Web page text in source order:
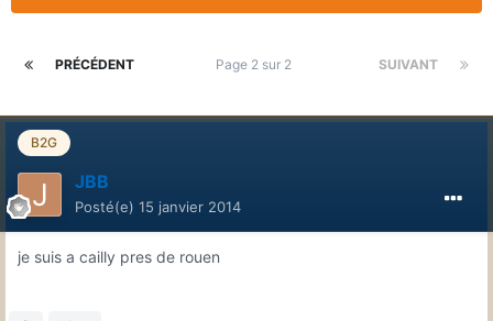
PRÉCÉDENT SUIVANT
Page 2 sur 2
B2G
JBB
Posté(e) 15 janvier 2014
je suis a cailly pres de rouen